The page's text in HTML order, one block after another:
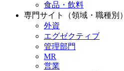
食品・飲料
専門サイト（領域・職種別）
外資
エグゼクティブ
管理部門
MR
営業